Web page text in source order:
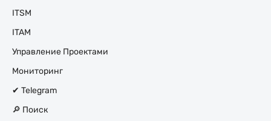
ITSM
ITAM
Управление Проектами
Мониторинг
✔ Telegram
🔎 Поиск